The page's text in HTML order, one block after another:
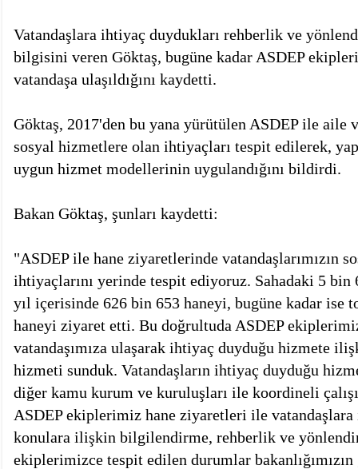
Vatandaşlara ihtiyaç duydukları rehberlik ve
bilgisini veren Göktaş, bugüne kadar ASDEP
vatandaşa ulaşıldığını kaydetti.
Göktaş, 2017'den bu yana yürütülen ASDEP ile aile
sosyal hizmetlere olan ihtiyaçları tespit edilerek,
uygun hizmet modellerinin uygulandığını bildirdi.
Bakan Göktaş, şunları kaydetti:
"ASDEP ile hane ziyaretlerinde vatandaşlarımızın
ihtiyaçlarını yerinde tespit ediyoruz. Sahadaki 5
yıl içerisinde 626 bin 653 haneyi, bugüne kadar ise
haneyi ziyaret etti. Bu doğrultuda ASDEP
vatandaşımıza ulaşarak ihtiyaç duyduğu hizmete
hizmeti sunduk. Vatandaşların ihtiyaç duyduğu
diğer kamu kurum ve kuruluşları ile koordineli
ASDEP ekiplerimiz hane ziyaretleri ile
konulara ilişkin bilgilendirme, rehberlik ve
ekiplerimizce tespit edilen durumlar bakanlığımızın